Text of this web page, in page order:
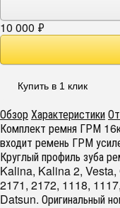
10 000 ₽
Купить в 1 клик
ОбзорХарактеристики
Комплект ремня ГРМ
входит ремень ГРМ
Круглый профиль зуба
Kalina, Kalina 2,
2171, 2172, 1118,
Datsun. Оригинальный